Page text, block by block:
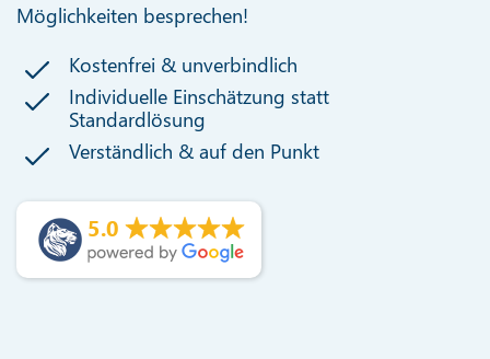
Möglichkeiten besprechen!
Kostenfrei & unverbindlich
Individuelle Einschätzung statt
Standardlösung
Verständlich & auf den Punkt
5.0